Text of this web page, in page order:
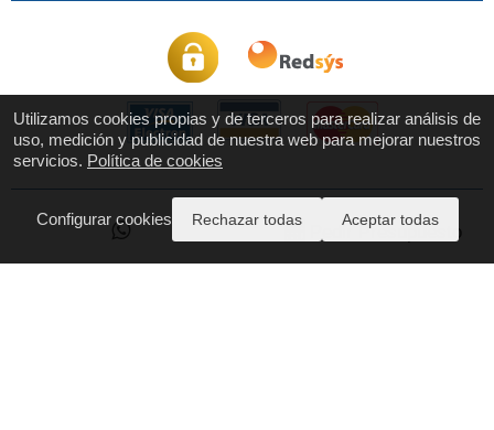
Pedir Presupuesto
Utilizamos cookies propias y de terceros para realizar análisis de
uso, medición y publicidad de nuestra web para mejorar nuestros
servicios. Política de cookies
Configurar cookies Rechazar todas Aceptar todas
Pago Seguro
Quiénes Somos